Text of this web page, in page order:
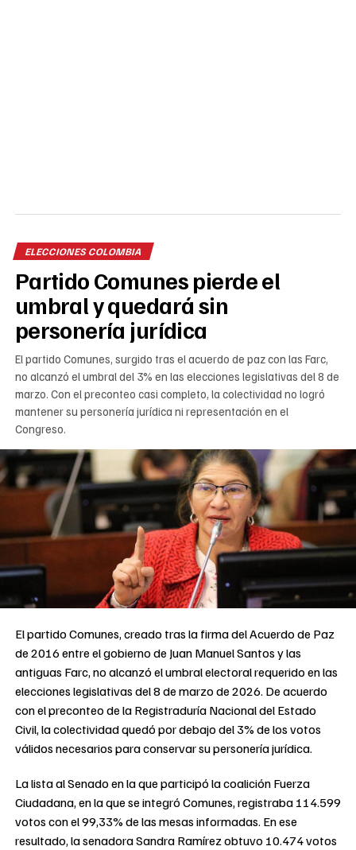
ELECCIONES COLOMBIA
Partido Comunes pierde el
umbral y quedará sin
personería jurídica
El partido Comunes, surgido tras el acuerdo de paz con las Farc,
no alcanzó el umbral del 3% en las elecciones legislativas del 8 de
marzo. Con el preconteo casi completo, la colectividad no logró
mantener su personería jurídica ni representación en el
Congreso.
El partido Comunes, creado tras la firma del Acuerdo de Paz
de 2016 entre el gobierno de Juan Manuel Santos y las
antiguas Farc, no alcanzó el umbral electoral requerido en las
elecciones legislativas del 8 de marzo de 2026. De acuerdo
con el preconteo de la Registraduría Nacional del Estado
Civil, la colectividad quedó por debajo del 3% de los votos
válidos necesarios para conservar su personería jurídica.
La lista al Senado en la que participó la coalición Fuerza
Ciudadana, en la que se integró Comunes, registraba 114.599
votos con el 99,33% de las mesas informadas. En ese
resultado, la senadora Sandra Ramírez obtuvo 10.474 votos